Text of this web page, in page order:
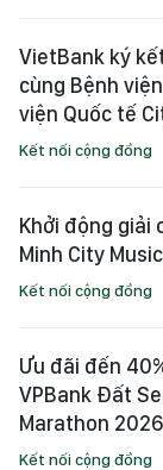
VietBank ký
cùng Bệnh
viện Quốc tế
Kết nối cộng đồng
Khởi động giải
Minh City
Kết nối cộng đồng
Ưu đãi đến
VPBank Đất
Marathon 2026
Kết nối cộng đồng